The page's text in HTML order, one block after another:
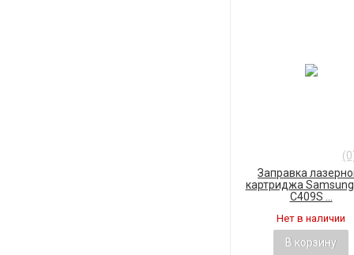
Заправка
картриджа Samsung
C409S ...
Нет в наличии
В корзину